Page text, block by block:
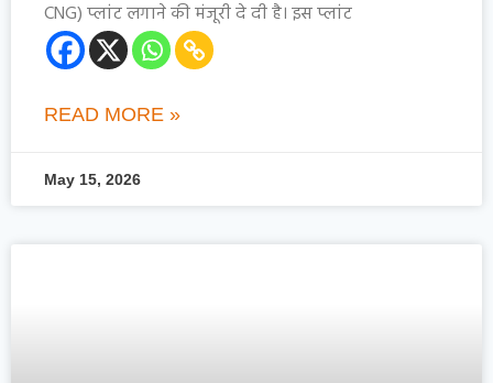
CNG) प्लांट लगाने की मंजूरी दे दी है। इस प्लांट
READ MORE »
May 15, 2026